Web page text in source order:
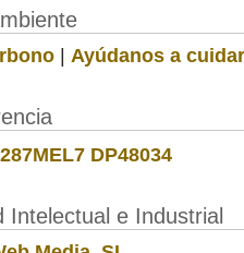
| Ayúdanos a
DP48034
Intelectual e Industrial